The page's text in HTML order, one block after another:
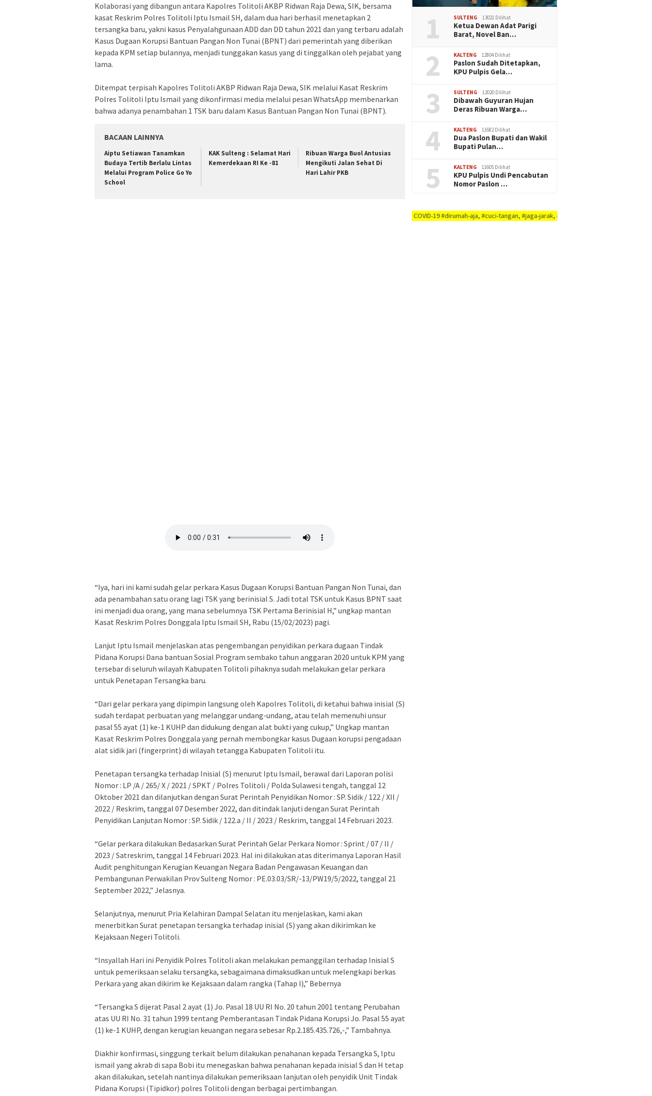
Kolaborasi yang dibangun antara Kapolres Tolitoli AKBP Ridwan Raja Dewa, SIK, bersama
kasat Reskrim Polres Tolitoli Iptu Ismail SH, dalam dua hari berhasil menetapkan 2
tersangka baru, yakni kasus Penyalahgunaan ADD dan DD tahun 2021 dan yang terbaru adalah
Kasus Dugaan Korupsi Bantuan Pangan Non Tunai (BPNT) dari pemerintah yang diberikan
kepada KPM setiap bulannya, menjadi tunggakan kasus yang di tinggalkan oleh pejabat yang
lama.
Ditempat terpisah Kapolres Tolitoli AKBP Ridwan Raja Dewa, SIK melalui Kasat Reskrim
Polres Tolitoli Iptu Ismail yang dikonfirmasi media melalui pesan WhatsApp membenarkan
bahwa adanya penambahan 1 TSK baru dalam Kasus Bantuan Pangan Non Tunai (BPNT).
BACAAN LAINNYA
Aiptu Setiawan Tanamkan
Budaya Tertib Berlalu Lintas
Melalui Program Police Go Yo
School
KAK Sulteng : Selamat Hari
Kemerdekaan RI Ke -81
Ribuan Warga Buol Antusias
Mengikuti Jalan Sehat Di
Hari Lahir PKB
“Iya, hari ini kami sudah gelar perkara Kasus Dugaan Korupsi Bantuan Pangan Non Tunai, dan
ada penambahan satu orang lagi TSK yang berinisial S. Jadi total TSK untuk Kasus BPNT saat
ini menjadi dua orang, yang mana sebelumnya TSK Pertama Berinisial H,” ungkap mantan
Kasat Reskrim Polres Donggala Iptu Ismail SH, Rabu (15/02/2023) pagi.
Lanjut Iptu Ismail menjelaskan atas pengembangan penyidikan perkara dugaan Tindak
Pidana Korupsi Dana bantuan Sosial Program sembako tahun anggaran 2020 untuk KPM yang
tersebar di seluruh wilayah Kabupaten Tolitoli pihaknya sudah melakukan gelar perkara
untuk Penetapan Tersangka baru.
“Dari gelar perkara yang dipimpin langsung oleh Kapolres Tolitoli, di ketahui bahwa inisial (S)
sudah terdapat perbuatan yang melanggar undang-undang, atau telah memenuhi unsur
pasal 55 ayat (1) ke-1 KUHP dan didukung dengan alat bukti yang cukup,” Ungkap mantan
Kasat Reskrim Polres Donggala yang pernah membongkar kasus Dugaan korupsi pengadaan
alat sidik jari (fingerprint) di wilayah tetangga Kabupaten Tolitoli itu.
Penetapan tersangka terhadap Inisial (S) menurut Iptu Ismail, berawal dari Laporan polisi
Nomor : LP /A / 265/ X / 2021 / SPKT / Polres Tolitoli / Polda Sulawesi tengah, tanggal 12
Oktober 2021 dan dilanjutkan dengan Surat Perintah Penyidikan Nomor : SP. Sidik / 122 / XII /
2022 / Reskrim, tanggal 07 Desember 2022, dan ditindak lanjuti dengan Surat Perintah
Penyidikan Lanjutan Nomor : SP. Sidik / 122.a / II / 2023 / Reskrim, tanggal 14 Februari 2023.
“Gelar perkara dilakukan Bedasarkan Surat Perintah Gelar Perkara Nomor : Sprint / 07 / II /
2023 / Satreskrim, tanggal 14 Februari 2023. Hal ini dilakukan atas diterimanya Laporan Hasil
Audit penghitungan Kerugian Keuangan Negara Badan Pengawasan Keuangan dan
Pembangunan Perwakilan Prov Sulteng Nomor : PE.03.03/SR/-13/PW19/5/2022, tanggal 21
September 2022,” Jelasnya.
Selanjutnya, menurut Pria Kelahiran Dampal Selatan itu menjelaskan, kami akan
menerbitkan Surat penetapan tersangka terhadap inisial (S) yang akan dikirimkan ke
Kejaksaan Negeri Tolitoli.
“Insyallah Hari ini Penyidik Polres Tolitoli akan melakukan pemanggilan terhadap Inisial S
untuk pemeriksaan selaku tersangka, sebagaimana dimaksudkan untuk melengkapi berkas
Perkara yang akan dikirim ke Kejaksaan dalam rangka (Tahap I),” Bebernya
“Tersangka S dijerat Pasal 2 ayat (1) Jo. Pasal 18 UU RI No. 20 tahun 2001 tentang Perubahan
atas UU RI No. 31 tahun 1999 tentang Pemberantasan Tindak Pidana Korupsi Jo. Pasal 55 ayat
(1) ke-1 KUHP, dengan kerugian keuangan negara sebesar Rp.2.185.435.726,-,” Tambahnya.
Diakhir konfirmasi, singgung terkait belum dilakukan penahanan kepada Tersangka S, Iptu
ismail yang akrab di sapa Bobi itu menegaskan bahwa penahanan kepada inisial S dan H tetap
akan dilakukan, setelah nantinya dilakukan pemeriksaan lanjutan oleh penyidik Unit Tindak
Pidana Korupsi (Tipidkor) polres Tolitoli dengan berbagai pertimbangan.
1 SULTENG 13021 Dilihat
Ketua Dewan Adat Parigi
Barat, Novel Ban…
2 KALTENG 12804 Dilihat
Paslon Sudah Ditetapkan,
KPU Pulpis Gela…
3 SULTENG 12020 Dilihat
Dibawah Guyuran Hujan
Deras Ribuan Warga…
4 KALTENG 11682 Dilihat
Dua Paslon Bupati dan Wakil
Bupati Pulan…
5 KALTENG 11605 Dilihat
KPU Pulpis Undi Pencabutan
Nomor Paslon …
AYO PUTUSKAN RANTAI COVID-19 #dirumah-aja, #cuci-tangan, #jaga-jarak, #jaga-imunitas-tubuh, #rajin-bersikan-diri-